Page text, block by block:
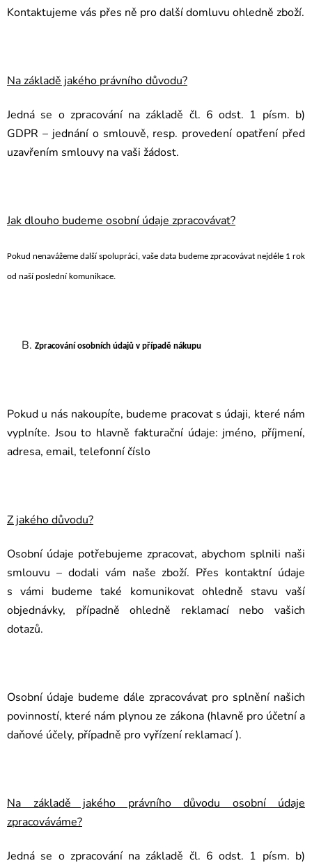
Kontaktujeme vás přes ně pro další domluvu ohledně zboží.
Na základě jakého právního důvodu?
Jedná se o zpracování na základě čl. 6 odst. 1 písm. b)
GDPR – jednání o smlouvě, resp. provedení opatření před
uzavřením smlouvy na vaši žádost.
Jak dlouho budeme osobní údaje zpracovávat?
Pokud nenavážeme další spolupráci, vaše data budeme zpracovávat nejdéle 1 rok
od naší poslední komunikace.
Zpracování osobních údajů v případě nákupu
Pokud u nás nakoupíte, budeme pracovat s údaji, které nám
vyplníte. Jsou to hlavně fakturační údaje: jméno, příjmení,
adresa, email, telefonní číslo
Z jakého důvodu?
Osobní údaje potřebujeme zpracovat, abychom splnili naši
smlouvu – dodali vám naše zboží. Přes kontaktní údaje
s vámi budeme také komunikovat ohledně stavu vaší
objednávky, případně ohledně reklamací nebo vašich
dotazů.
Osobní údaje budeme dále zpracovávat pro splnění našich
povinností, které nám plynou ze zákona (hlavně pro účetní a
daňové účely, případně pro vyřízení reklamací ).
Na základě jakého právního důvodu osobní údaje
zpracováváme?
Jedná se o zpracování na základě čl. 6 odst. 1 písm. b)